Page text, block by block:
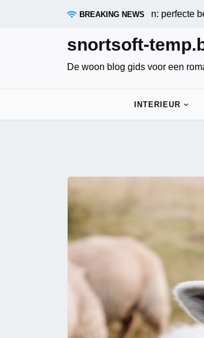
BREAKING NEWS
zandstormen trotseren: perfecte bescherming
snortsoft-
De woon blog gids voor een
INTERIEUR